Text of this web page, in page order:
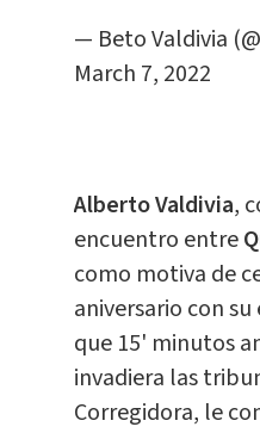
— Beto Valdivia
March 7, 2022
Alberto Valdivia,
encuentro entre
como motiva de
aniversario con
que 15' minutos
invadiera las
Corregidora, le